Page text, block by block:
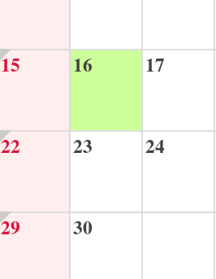
15 16 17
22 23 24
29 30